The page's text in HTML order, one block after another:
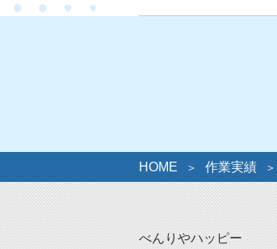
テ
HOME 作業実績
べんりやハッピー